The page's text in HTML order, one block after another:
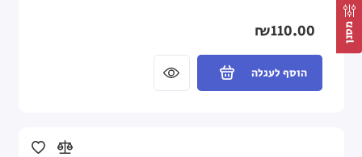
מסנן ₪110.00
הוסף לעגלה